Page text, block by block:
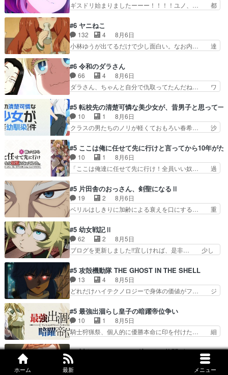
ホーム 最新 メニュー
れた時の感動、懐かし…
人・鏡との出会いで少しは変わった… やはり何か
への恨みは根深そうやね姫を舐… 新キャラが登場
早々変態扱いされてる件。タ… まだまだお元気そ
うなお声で……不意打ち過…
ギスドリ始まりましたーーー！！！！ユノ、… 都
復を見守っていかないと、ですね！！み… 開幕聞
き取りスタッフに定治いなかった？ま… ののちゃ
んのお手当てはお節介だったりする… ビオラの立
ち回り害悪すぎるお近づきの印が… ・律っちゃん
一難、律がビオラの呪縛から… 「私はあなたが嫌
いなんです」「バンドやめ… 何が起きているの
か！？次週、みゅーたいぷ…
#6 ヤニねこ
132 4
8月6日
小林ゆうが出てるだけで少し面白い。なお内… 達
マドンってなんなん！？人見知りっぽい… なんな
ら下ネタ0じゃなかったかこんな回が… 他のエピ
ソードに対してマイルドな回だった… 今回はだい
ぶある程度抑えてる？w感じな気… アルねこ、そ
ていたゴキブリ死んでるGP… アルねこ危険です
よね。健康的な面で··江… 酔い潰れ行き着いた江
ノ島で、朝日を眺めな…
#6 令和のダラさん
66 4
8月6日
ダラさん、ちゃんと自分で仇取ってたんだね… ワ
ットに憧れてビーム撃ちたいと…そうい… 余りに
も凄惨なダラさんの過去ダラさんの６… 過去編は
これで一区切りかなギャグも面白い… ガンガガン
♪薫がなんかしっかり歌ってロマ… 姉巫女の誤
日頃からガンガン言うてないで… このアニメはど
こに行くのだろう、面白すぎ… 姉のした事はただ
単に一族を絶滅させただけ…
#5 転校先の清楚可憐な美少女が、昔男子と思って一
10 1
8月6日
クラスの男たちのノリが軽くておもろい春希… 沙
もちゃんが透けブラしててびっくりして… レベル
のキャラが登場。相変わらず顔や体の… 隼人が春
希の級友を巻き込んだイジりに動じ… 第５話を
U-NEXTで視聴しました。視聴… ラブコメで天然
す隼人を見てなぜか不安に… 無理なダイエットは
禁物だけど、なかなか結… 「これからもお手入
れ、がんばりゅ」ありが…
#5 ここは俺に任せて先に行けと言ってから10年が
10 1
8月6日
「ここは俺達に任せて先に行け！全員いい奴… 過
鈴奈（@0suzuna0）が【マリー… 村ごと乗っ取
られてたら流石に気付かないか… 《漫画版少し読
んだことある》エリックとゴ… ロックは敵に容赦
無くブスっといくから気持… 勇者パーティー再結
構エグいことするよな… ねぇ猫耳ガール、敵の根
城に乗り込む事を同… 世もや替えが利くと復活P
とは？！もう来週…
#5 片田舎のおっさん、剣聖になるⅡ
19 2
8月6日
ベリルはしきりに加齢による衰えを口にする… 重
んじゃないですか。魔物の群を発見した… アマプ
ラにて視聴終わり！サーベルボア討伐… を言い訳
にしたくないものですねwボア狩り… 先生として
のベリルが好きだけど、今回みた… 4人だけでサ
ーベルボアが暴れてると聞い… ちょっと年齢の事
を言いすぎとゆーか言い訳… ベリルの母もやはり
只者じゃなかったかベリ…
#5 幼女戦記Ⅱ
62 2
8月5日
ブログを更新しました!!宜しければ、是非… 少し
ゥーアの唯一の手駒が強すぎる笑あお… 私にとっ
て完全にご褒美回ゼー様の葉巻シー… やはりター
ニャが後方指揮だと展開に迫力が… “貧乏籤百連
無料ガチャ”100連でも1回… 2期入ってから地味
ばならぬ」って言葉に… ゼートゥーア左遷によっ
て参謀本部の連携が… 緊張感ある戦闘描写とギャ
グ今週の『有能な…
#5 攻殻機動隊 THE GHOST IN THE SHELL
13 4
8月5日
どれだけハイテクノロジーで身体の価値がフ… ジ
コマだいぶ理性持ち始めた。この世界の… 原作読
んだのもう何年も前なのに、覚えてる… コイルの
汚職を突き止めるべくバトーの指導… やまとん1
号はどこの部分で使うのだろう？… 日本とロシア
が絡む政治の話かつ色々な用語… 第５話を
primevideoで視聴しまし… 前回同様『イノセン
ス』を含む押井・神山版… 第５話「EPISODEラ
ストの母親の気持…
#5 最強出涸らし皇子の暗躍帝位争い
10 1
8月5日
騎士狩猟祭、個人的に優勝本命に印を付けた… 細
ナがチートすぎる笑アルは最初から自分… プラネ
ット・ウィズ展開アツいな「騎士狩猟… 麦茶どこ
ろかタイトル通り麦茶の出涸らしぐ… 第５話を
#5 対ありでした。～お嬢さまは格闘ゲームなんてし
EVOジャパン参戦を決めた四人。美緒の母… こ